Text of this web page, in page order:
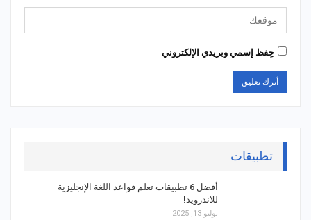
حِفظ إسمي وبريدي الإلكتروني
تطبيقات
أفضل 6 تطبيقات تعلم قواعد اللغة الإنجليزية
للاندرويد!
يوليو 13, 2025